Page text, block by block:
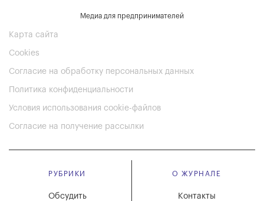
Медиа для предпринимателей
Карта сайта
Cookies
Согласие на обработку персональных данных
Политика конфиденциальности
Условия использования cookie-файлов
Согласие на получение рассылки
РУБРИКИ
Обсудить
О ЖУРНАЛЕ
Контакты